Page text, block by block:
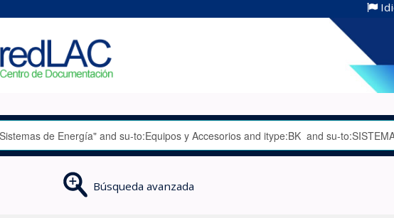
Búsqueda avanzada